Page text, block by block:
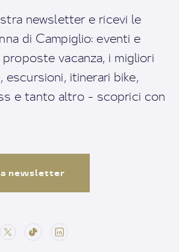
newsletter e ricevi le
di Campiglio: eventi e
vacanza, i migliori
escursioni, itinerari bike,
e tanto altro - scoprici con
newsletter